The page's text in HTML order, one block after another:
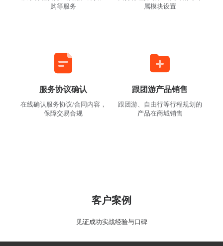
购等服务
属模块设置
服务协议确认
在线确认服务协议/合同内容，
保障交易合规
跟团游产品销售
跟团游、自由行等行程规划的
产品在商城销售
客户案例
见证成功实战经验与口碑